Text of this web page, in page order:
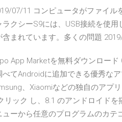
07/11 コンピュータがファイ
クシーS9には、USB接続を使
まれています。多くの問題
App Marketを無料ダウンロー
てAndroidに追加できる優秀な
、Xiaomiなどの独自のアプ
リック し、8.1 のアンドロイド
ーから任意のプログラムのカ